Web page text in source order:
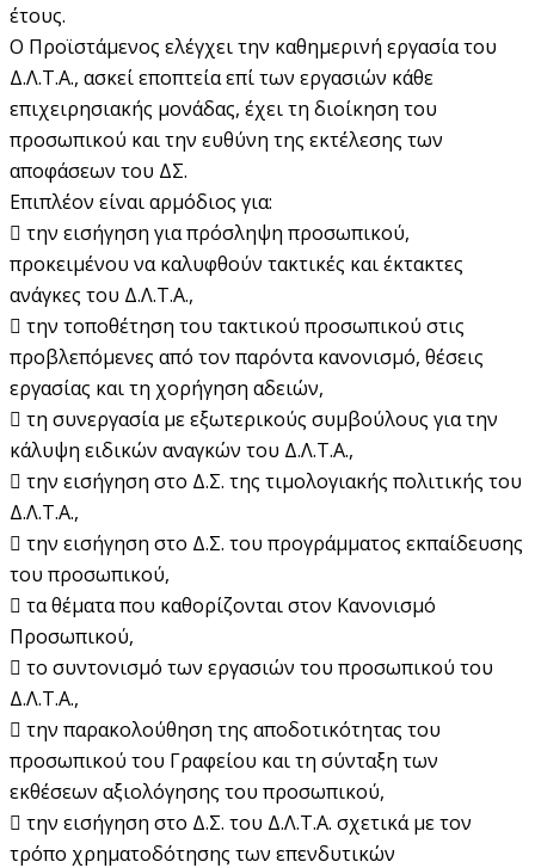
έτους.
Ο Προϊστάμενος ελέγχει την καθημερινή εργασία του
Δ.Λ.Τ.Α., ασκεί εποπτεία επί των εργασιών κάθε
επιχειρησιακής μονάδας, έχει τη διοίκηση του
προσωπικού και την ευθύνη της εκτέλεσης των
αποφάσεων του ΔΣ.
Επιπλέον είναι αρμόδιος για:
 την εισήγηση για πρόσληψη προσωπικού,
προκειμένου να καλυφθούν τακτικές και έκτακτες
ανάγκες του Δ.Λ.Τ.Α.,
 την τοποθέτηση του τακτικού προσωπικού στις
προβλεπόμενες από τον παρόντα κανονισμό, θέσεις
εργασίας και τη χορήγηση αδειών,
 τη συνεργασία με εξωτερικούς συμβούλους για την
κάλυψη ειδικών αναγκών του Δ.Λ.Τ.Α.,
 την εισήγηση στο Δ.Σ. της τιμολογιακής πολιτικής του
Δ.Λ.Τ.Α.,
 την εισήγηση στο Δ.Σ. του προγράμματος εκπαίδευσης
του προσωπικού,
 τα θέματα που καθορίζονται στον Κανονισμό
Προσωπικού,
 το συντονισμό των εργασιών του προσωπικού του
Δ.Λ.Τ.Α.,
 την παρακολούθηση της αποδοτικότητας του
προσωπικού του Γραφείου και τη σύνταξη των
εκθέσεων αξιολόγησης του προσωπικού,
 την εισήγηση στο Δ.Σ. του Δ.Λ.Τ.Α. σχετικά με τον
τρόπο χρηματοδότησης των επενδυτικών